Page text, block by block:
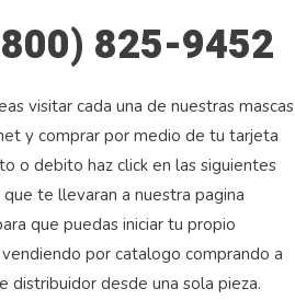
825-9452
visitar cada una de nuestras mascas
y comprar por medio de tu tarjeta
o debito haz click en las siguientes
que te llevaran a nuestra pagina
que puedas iniciar tu propio
por catalogo comprando a
distribuidor desde una sola pieza.